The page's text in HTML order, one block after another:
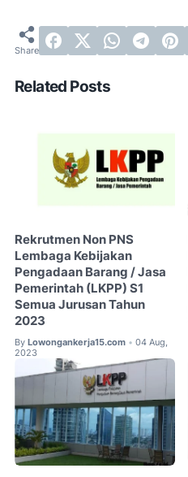
Related Posts
Rekrutmen Non PNS
Lembaga Kebijakan
Pengadaan Barang / Jasa
Pemerintah (LKPP) S1
Semua Jurusan Tahun
2023
By Lowongankerja15.com • 04 Aug,
2023